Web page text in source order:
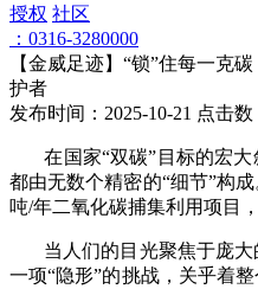
授权 社区
：0316-3280000
【金威足迹】“锁”住每一克
护者
发布时间：2025-10-21 点击数
在国家“双碳”目标的宏大
都由无数个精密的“细节”构
吨/年二氧化碳捕集利用项目
当人们的目光聚焦于庞大
一项“隐形”的挑战，关乎着